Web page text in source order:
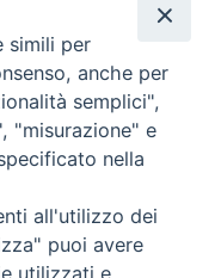
diritti riservati - Vita
simili per
anche per
semplici",
"misurazione" e
nella
all'utilizzo dei
puoi avere